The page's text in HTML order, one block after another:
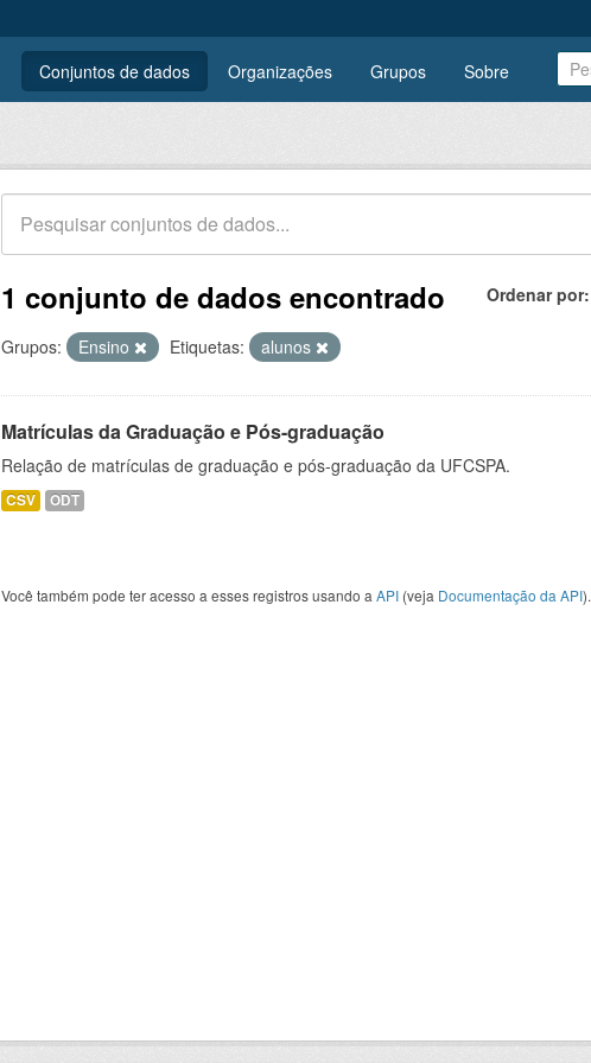
Conjuntos de dados Organizações Grupos Sobre
Ordenar por
1 conjunto de dados encontrado
Grupos: Ensino Etiquetas: alunos
Matrículas da Graduação e Pós-graduação
Relação de matrículas de graduação e pós-graduação da UFCSPA.
CSV ODT
Você também pode ter acesso a esses registros usando a API (veja Documentação da API).